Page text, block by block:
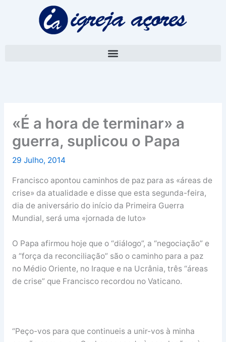
«É a hora de terminar» a
guerra, suplicou o Papa
29 Julho, 2014
Francisco apontou caminhos de paz para as «áreas de
crise» da atualidade e disse que esta segunda-feira,
dia de aniversário do início da Primeira Guerra
Mundial, será uma «jornada de luto»
O Papa afirmou hoje que o “diálogo”, a “negociação” e
a “força da reconciliação” são o caminho para a paz
no Médio Oriente, no Iraque e na Ucrânia, três “áreas
de crise” que Francisco recordou no Vaticano.
“Peço-vos para que continueis a unir-vos à minha